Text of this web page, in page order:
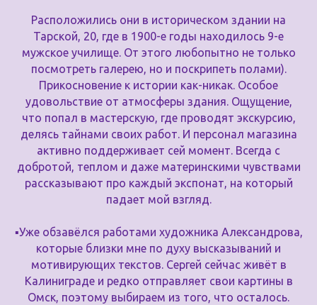
Расположились они в историческом здании на
Тарской, 20, где в 1900-е годы находилось 9-е
мужское училище. От этого любопытно не только
посмотреть галерею, но и поскрипеть полами).
Прикосновение к истории как-никак. Особое
удовольствие от атмосферы здания. Ощущение,
что попал в мастерскую, где проводят экскурсию,
делясь тайнами своих работ. И персонал магазина
активно поддерживает сей момент. Всегда с
добротой, теплом и даже материнскими чувствами
рассказывают про каждый экспонат, на который
падает мой взгляд.
▪️Уже обзавёлся работами художника Александрова,
которые близки мне по духу высказываний и
мотивирующих текстов. Сергей сейчас живёт в
Калиниграде и редко отправляет свои картины в
Омск, поэтому выбираем из того, что осталось.